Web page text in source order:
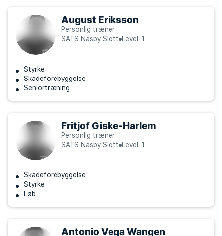
August Eriksson
Personlig træner
SATS Näsby Slott
Level: 1
Styrke
Skadeforebyggelse
Seniortræning
Fritjof Giske-Harlem
Personlig træner
SATS Näsby Slott
Level: 1
Skadeforebyggelse
Styrke
Løb
Antonio Vega Wangen